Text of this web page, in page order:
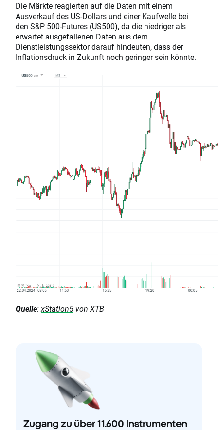
Die Märkte reagierten auf die Daten mit einem
Ausverkauf des US-Dollars und einer Kaufwelle bei
den S&P 500-Futures (US500), da die niedriger als
erwartet ausgefallenen Daten aus dem
Dienstleistungssektor darauf hindeuten, dass der
Inflationsdruck in Zukunft noch geringer sein könnte.
Quelle:xStation5 von XTB
Zugang zu über 11.600 Instrumenten